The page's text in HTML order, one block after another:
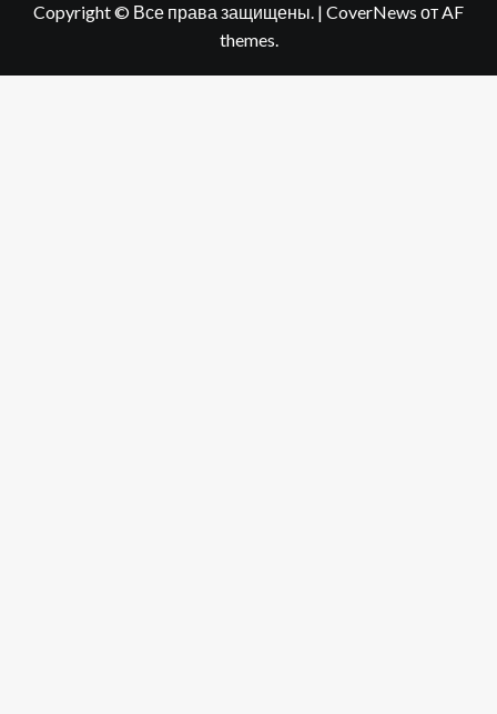
Copyright © Все права защищены. | CoverNews от AF
themes.